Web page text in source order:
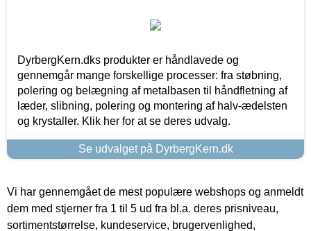
DyrbergKern.dks produkter er håndlavede og
gennemgår mange forskellige processer: fra støbning,
polering og belægning af metalbasen til håndfletning af
læder, slibning, polering og montering af halv-ædelsten
og krystaller. Klik her for at se deres udvalg.
Se udvalget på DyrbergKern.dk
Vi har gennemgået de mest populære webshops og anmeldt
dem med stjerner fra 1 til 5 ud fra bl.a. deres prisniveau,
sortimentstørrelse, kundeservice, brugervenlighed,